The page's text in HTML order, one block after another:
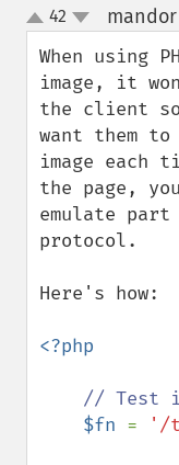
up
down
42
When using
image, it
the client
want them to
image each
the page,
emulate part
protocol.
Here's how:
<?php
// Test
$fn = '/